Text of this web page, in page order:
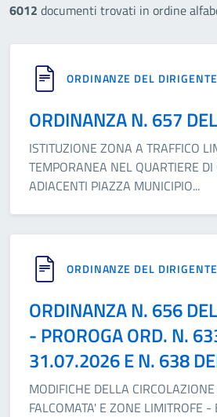
6012 documenti trovati in ordine
ORDINANZE DEL DIRIGENTE
ORDINANZA N. 657
ISTITUZIONE ZONA A TRAFFICO
TEMPORANEA NEL QUARTIERE
ADIACENTI PIAZZA MUNICIPIO...
ORDINANZE DEL DIRIGENTE
ORDINANZA N. 656
- PROROGA ORD. N.
31.07.2026 E N. 638
MODIFICHE DELLA
FALCOMATA' E ZONE LIMITROFE -